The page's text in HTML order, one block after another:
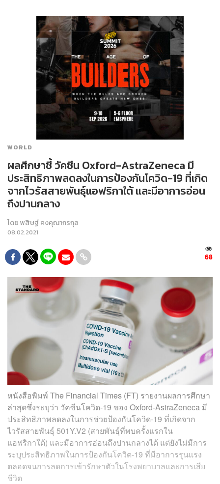
WORLD
ผลศึกษาชี้ วัคซีน Oxford-AstraZeneca มี
ประสิทธิภาพลดลงในการป้องกันโควิด-19 ที่เกิด
จากไวรัสสายพันธุ์แอฟริกาใต้ และมีอาการอ่อน
ถึงปานกลาง
โดยพสิษฐ์ คงคุณากรกุล
08.02.2021
68
หนังสือพิมพ์ The Financial Times (FT) รายงานผลการศึกษา
ล่าสุดซึ่งระบุว่า วัคซีนโควิด-19 ของ Oxford-AstraZeneca มี
ประสิทธิภาพลดลงในการช่วยป้องกันโควิด-19 ที่เกิดจาก
ไวรัสสายพันธุ์ 501Y.V2 (สายพันธุ์ที่พบครั้งแรกใน
แอฟริกาใต้) และมีอาการอ่อนถึงปานกลางได้ แต่ยังไม่มีการ
ระบุประสิทธิภาพในการป้องกันโควิด-19 ที่มีอาการรุนแรง
ตลอดจนการลดการเข้ารักษาตัวในโรงพยาบาลและการเสีย
ชีวิต